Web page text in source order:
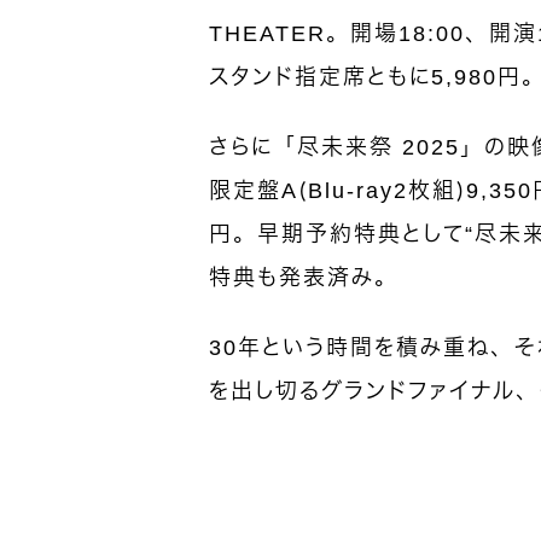
THEATER。開場18:00、開演
スタンド指定席ともに5,980円
さらに「尽未来祭 2025」の
限定盤A（Blu-ray2枚組）
円。早期予約特典として“尽未
特典も発表済み。
30年という時間を積み重ね、
を出し切るグランドファイナル